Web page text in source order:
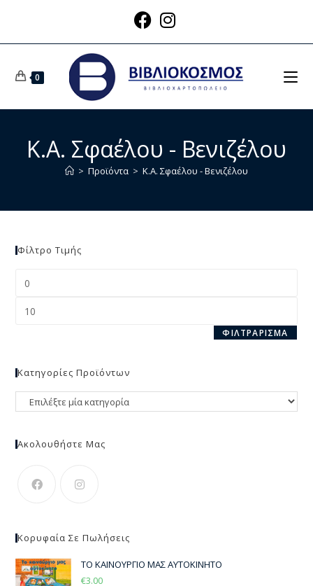
0
Κ.Α. Σφαέλου - Βενιζέλου
> Προϊόντα > Κ.Α. Σφαέλου - Βενιζέλου
Φίλτρο Τιμής
ΦΙΛΤΡΆΡΙΣΜΑ
Κατηγορίες Προϊόντων
Ακολουθήστε Μας
Κορυφαία Σε Πωλήσεις
ΤΟ ΚΑΙΝΟΥΡΓΙΟ ΜΑΣ ΑΥΤΟΚΙΝΗΤΟ
€3.00